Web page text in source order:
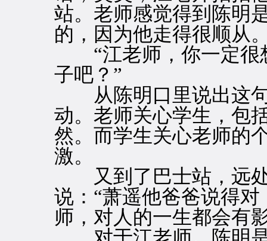
站。老师感觉得到陈明
的，因为他走得很顺从
“江老师，你一定很
子吧？”
从陈明口里说出这句
动。老师关心学生，包
然。而学生关心老师的
激。
又到了巴士站，远处
说：“萧遥他爸爸说得
师，对人的一生都会有